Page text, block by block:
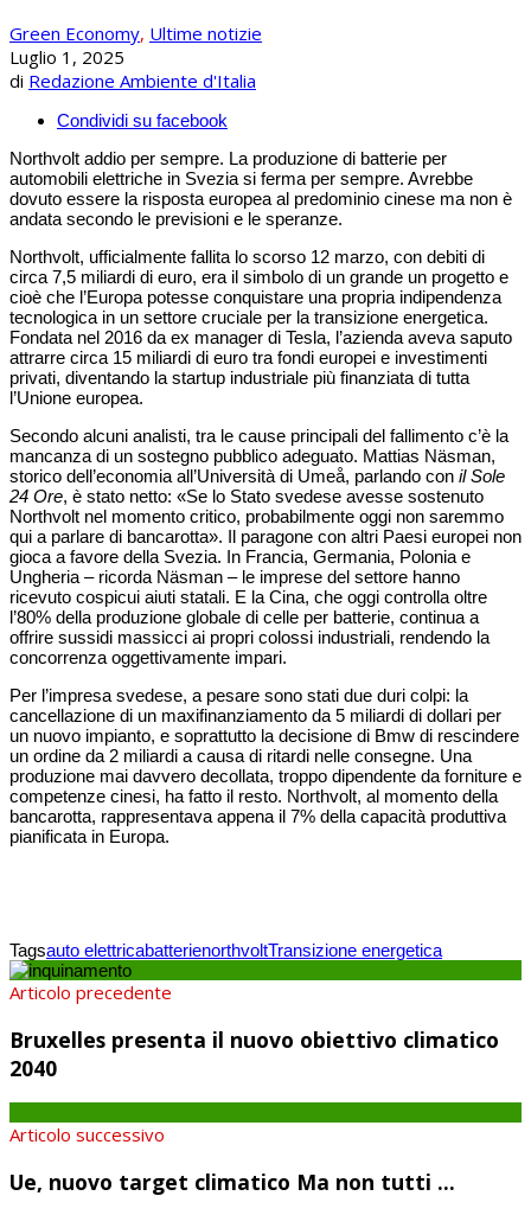
Green Economy, Ultime notizie
Luglio 1, 2025
di Redazione Ambiente d'Italia
Condividi su facebook
Northvolt addio per sempre. La produzione di batterie per
automobili elettriche in Svezia si ferma per sempre. Avrebbe
dovuto essere la risposta europea al predominio cinese ma non è
andata secondo le previsioni e le speranze.
Northvolt, ufficialmente fallita lo scorso 12 marzo, con debiti di
circa 7,5 miliardi di euro, era il simbolo di un grande un progetto e
cioè che l’Europa potesse conquistare una propria indipendenza
tecnologica in un settore cruciale per la transizione energetica.
Fondata nel 2016 da ex manager di Tesla, l’azienda aveva saputo
attrarre circa 15 miliardi di euro tra fondi europei e investimenti
privati, diventando la startup industriale più finanziata di tutta
l’Unione europea.
Secondo alcuni analisti, tra le cause principali del fallimento c’è la
mancanza di un sostegno pubblico adeguato. Mattias Näsman,
storico dell’economia all’Università di Umeå, parlando con il Sole
24 Ore, è stato netto: «Se lo Stato svedese avesse sostenuto
Northvolt nel momento critico, probabilmente oggi non saremmo
qui a parlare di bancarotta». Il paragone con altri Paesi europei non
gioca a favore della Svezia. In Francia, Germania, Polonia e
Ungheria – ricorda Näsman – le imprese del settore hanno
ricevuto cospicui aiuti statali. E la Cina, che oggi controlla oltre
l’80% della produzione globale di celle per batterie, continua a
offrire sussidi massicci ai propri colossi industriali, rendendo la
concorrenza oggettivamente impari.
Per l’impresa svedese, a pesare sono stati due duri colpi: la
cancellazione di un maxifinanziamento da 5 miliardi di dollari per
un nuovo impianto, e soprattutto la decisione di Bmw di rescindere
un ordine da 2 miliardi a causa di ritardi nelle consegne. Una
produzione mai davvero decollata, troppo dipendente da forniture e
competenze cinesi, ha fatto il resto. Northvolt, al momento della
bancarotta, rappresentava appena il 7% della capacità produttiva
pianificata in Europa.
Tagsauto elettricabatterienorthvoltTransizione energetica
Articolo precedente
Bruxelles presenta il nuovo obiettivo climatico
2040
Articolo successivo
Ue, nuovo target climatico Ma non tutti ...